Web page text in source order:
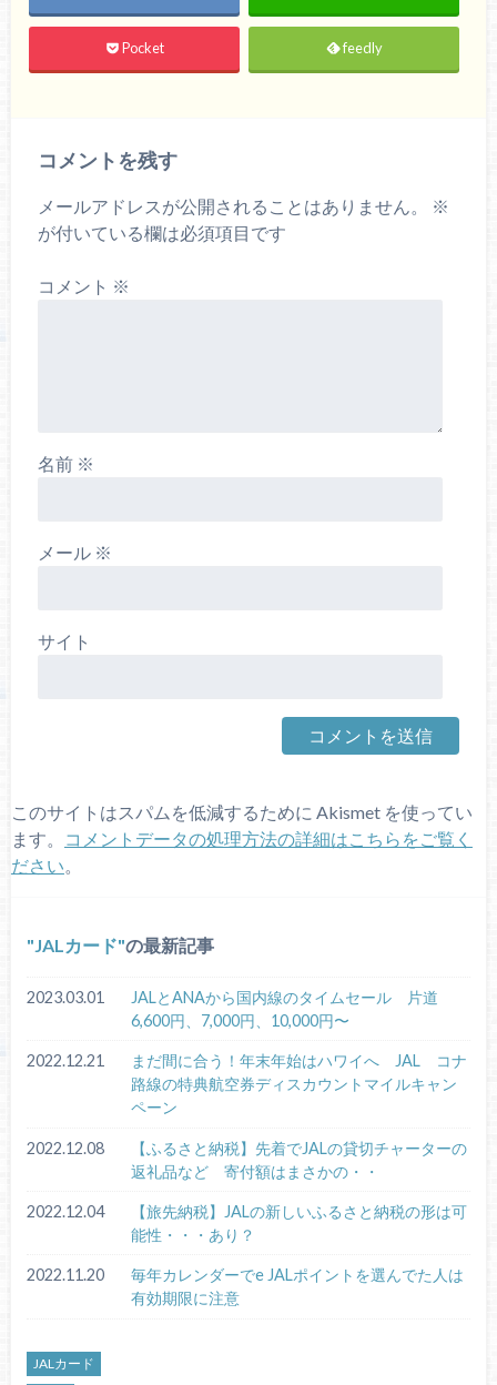
Pocket feedly
コメントを残す
メールアドレスが公開されることはありません。
※
が付いている欄は必須項目です
コメント ※
名前 ※
メール ※
サイト
このサイトはスパムを低減するために Akismet を使ってい
ます。
コメントデータの処理方法の詳細はこちらをご覧く
ださい。
JALカード の最新記事
2023.03.01
JALとANAから国内線のタイムセール 片道
6,600円、7,000円、10,000円〜
2022.12.21
まだ間に合う！年末年始はハワイへ JAL コナ
路線の特典航空券ディスカウントマイルキャン
ペーン
2022.12.08
【ふるさと納税】先着でJALの貸切チャーターの
返礼品など 寄付額はまさかの・・
2022.12.04
【旅先納税】JALの新しいふるさと納税の形は可
能性・・・あり？
2022.11.20
毎年カレンダーでe JALポイントを選んでた人は
有効期限に注意
JALカード